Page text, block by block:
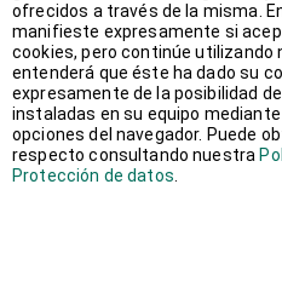
septiembre 2018(2)
agosto 2018(1)
junio 2018(1)
ofrecidos a través de la misma.
manifieste expresamente si
cookies, pero continúe utilizando
entenderá que éste ha dado su
expresamente de la posibilidad
instaladas en su equipo
opciones del navegador. Puede
respecto consultando nuestra
Protección de datos